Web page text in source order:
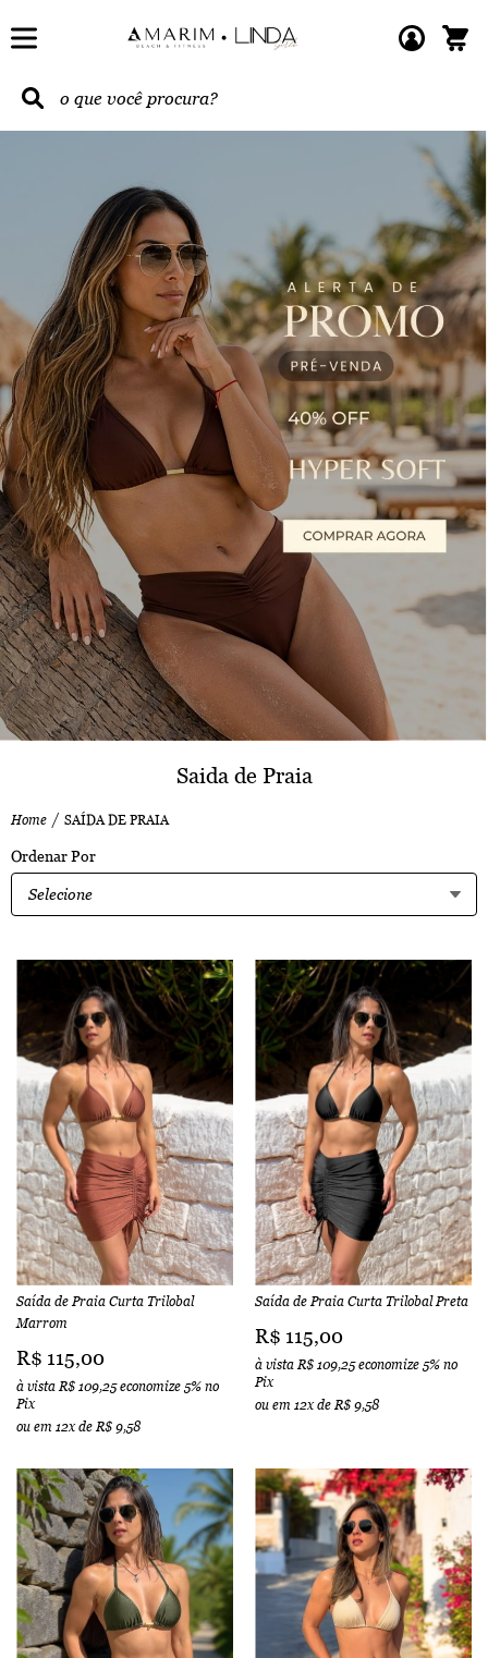
Saida de Praia
Home SAÍDA DE PRAIA
Ordenar Por
Selecione
Saída de Praia Curta Trilobal
Marrom
R$ 115,00
à vista R$ 109,25economize 5% no
Pix
ou em 12xde R$ 9,58
Saída de Praia Curta Trilobal Preta
R$ 115,00
à vista R$ 109,25economize 5% no
Pix
ou em 12xde R$ 9,58